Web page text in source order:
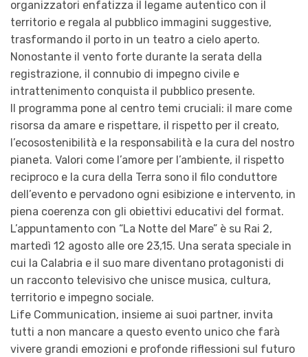
organizzatori enfatizza il legame autentico con il
territorio e regala al pubblico immagini suggestive,
trasformando il porto in un teatro a cielo aperto.
Nonostante il vento forte durante la serata della
registrazione, il connubio di impegno civile e
intrattenimento conquista il pubblico presente.
Il programma pone al centro temi cruciali: il mare come
risorsa da amare e rispettare, il rispetto per il creato,
l’ecosostenibilità e la responsabilità e la cura del nostro
pianeta. Valori come l’amore per l’ambiente, il rispetto
reciproco e la cura della Terra sono il filo conduttore
dell’evento e pervadono ogni esibizione e intervento, in
piena coerenza con gli obiettivi educativi del format.
L’appuntamento con “La Notte del Mare” è su Rai 2,
martedì 12 agosto alle ore 23,15. Una serata speciale in
cui la Calabria e il suo mare diventano protagonisti di
un racconto televisivo che unisce musica, cultura,
territorio e impegno sociale.
Life Communication, insieme ai suoi partner, invita
tutti a non mancare a questo evento unico che farà
vivere grandi emozioni e profonde riflessioni sul futuro